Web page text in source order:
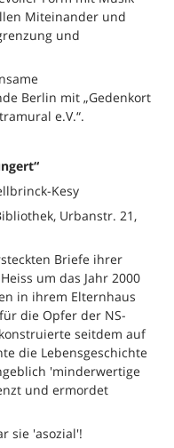
Miteinander und
und
Berlin mit „Gedenkort
e.V.“.
Kesy
Urbanstr. 21,
Briefe ihrer
um das Jahr 2000
in ihrem Elternhaus
die Opfer der NS-
seitdem auf
die Lebensgeschichte
'minderwertige
und ermordet
sie 'asozial'!